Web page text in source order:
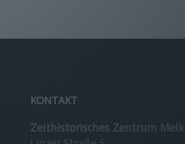
KONTAKT
Zeithistorisches Zentrum Melk